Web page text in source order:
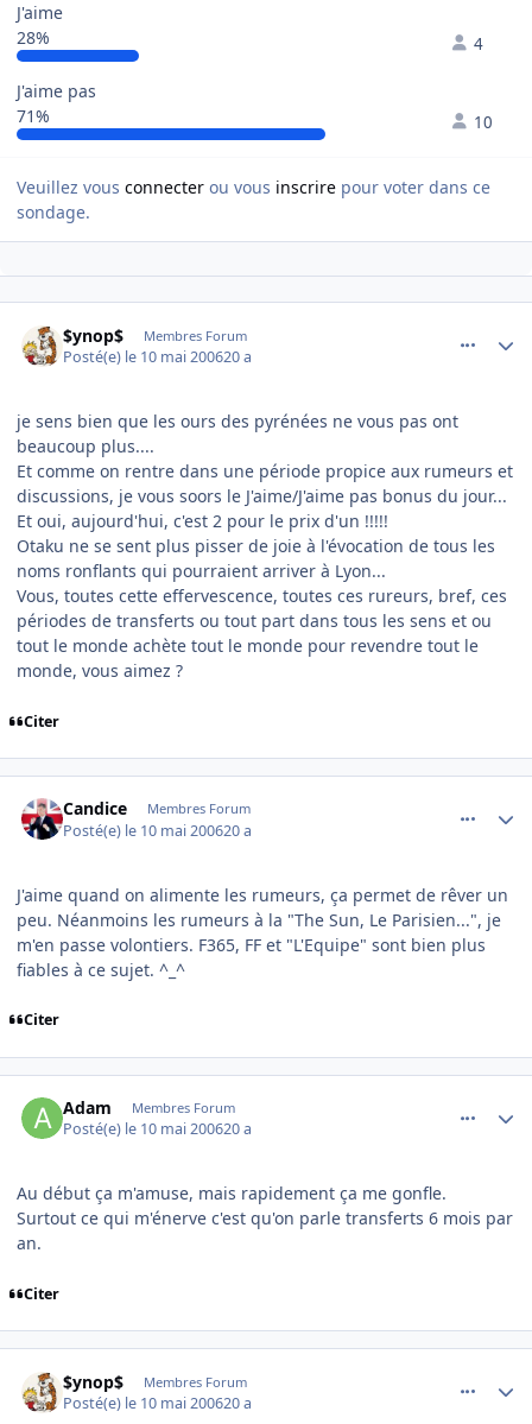
J'aime
28%
4
J'aime pas
71%
10
Veuillez vous connecter ou vous inscrire pour voter dans ce
sondage.
$ynop$ Membres Forum
Posté(e) le 10 mai 200620 a
je sens bien que les ours des pyrénées ne vous pas ont
beaucoup plus....
Et comme on rentre dans une période propice aux rumeurs et
discussions, je vous soors le J'aime/J'aime pas bonus du jour...
Et oui, aujourd'hui, c'est 2 pour le prix d'un !!!!!
Otaku ne se sent plus pisser de joie à l'évocation de tous les
noms ronflants qui pourraient arriver à Lyon...
Vous, toutes cette effervescence, toutes ces rureurs, bref, ces
périodes de transferts ou tout part dans tous les sens et ou
tout le monde achète tout le monde pour revendre tout le
monde, vous aimez ?
Citer
Candice Membres Forum
Posté(e) le 10 mai 200620 a
J'aime quand on alimente les rumeurs, ça permet de rêver un
peu. Néanmoins les rumeurs à la "The Sun, Le Parisien...", je
m'en passe volontiers. F365, FF et "L'Equipe" sont bien plus
fiables à ce sujet. ^_^
Citer
Adam Membres Forum
Posté(e) le 10 mai 200620 a
Au début ça m'amuse, mais rapidement ça me gonfle.
Surtout ce qui m'énerve c'est qu'on parle transferts 6 mois par
an.
Citer
$ynop$ Membres Forum
Posté(e) le 10 mai 200620 a